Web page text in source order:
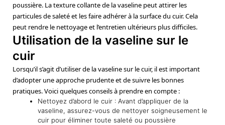
poussière. La texture collante de la vaseline peut attirer les
particules de saleté et les faire adhérer à la surface du cuir. Cela
peut rendre le nettoyage et l’entretien ultérieurs plus difficiles.
Utilisation de la vaseline sur le
cuir
Lorsqu’il s’agit d’utiliser de la vaseline sur le cuir, il est important
d’adopter une approche prudente et de suivre les bonnes
pratiques. Voici quelques conseils à prendre en compte :
Nettoyez d’abord le cuir : Avant d’appliquer de la
vaseline, assurez-vous de nettoyer soigneusement le
cuir pour éliminer toute saleté ou poussière